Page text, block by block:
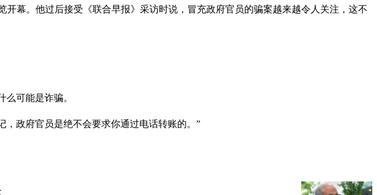
开幕。他过后接受《联合早报》采访时说，冒充政府官员的骗案越来越令人关注，这不
可能是诈骗。
政府官员是绝不会要求你通过电话转账的。”